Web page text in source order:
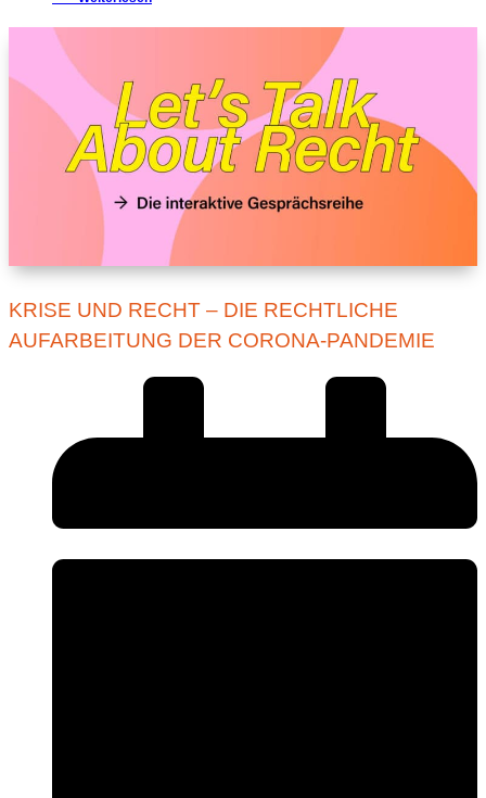
KRISE UND RECHT – DIE RECHTLICHE
AUFARBEITUNG DER CORONA-PANDEMIE